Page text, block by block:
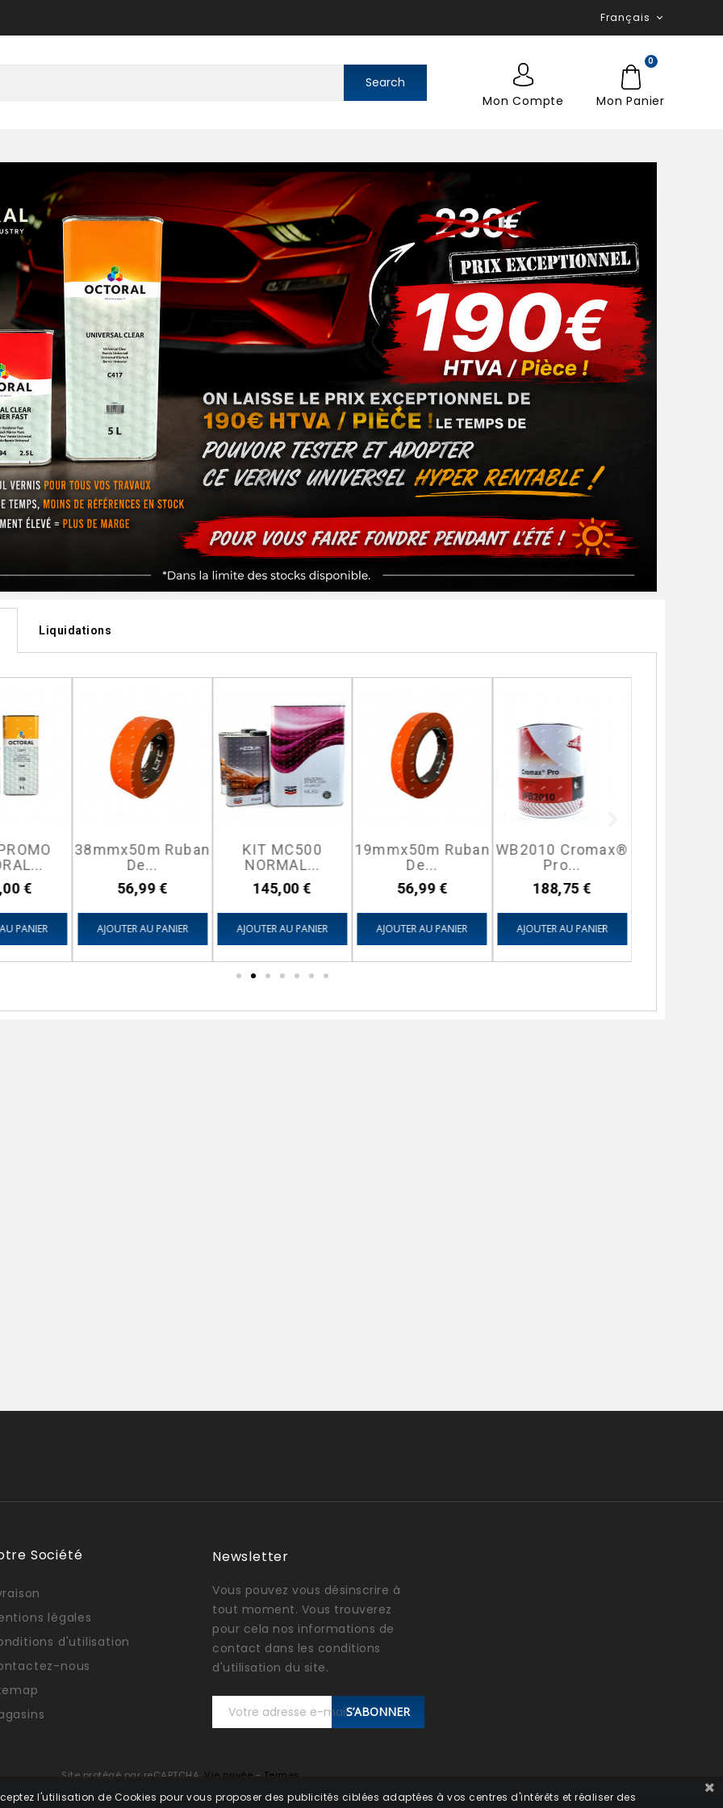
Français
Mon Panier
0
Mon Compte
Search
Liquidations
€
PANIER
38mmx50m Ruban
De...
Prix
56,99 €
AJOUTER AU PANIER
KIT MC500
NORMAL...
Prix
145,00 €
AJOUTER AU PANIER
19mmx50m Ruban
De...
Prix
56,99 €
AJOUTER AU PANIER
WB2010 Cromax®
Pro...
Prix
188,75 €
AJOUTER AU PANIER
Société
légales
d'utilisation
nous
Newsletter
Vous pouvez vous désinscrire à
tout moment. Vous trouverez
pour cela nos informations de
contact dans les conditions
d'utilisation du site.
S’ABONNER
Site protégé par reCAPTCHA. Vie privée - Termes
l'utilisation de Cookies pour vous proposer des publicités ciblées adaptées à vos centres d'intérêts et réaliser des